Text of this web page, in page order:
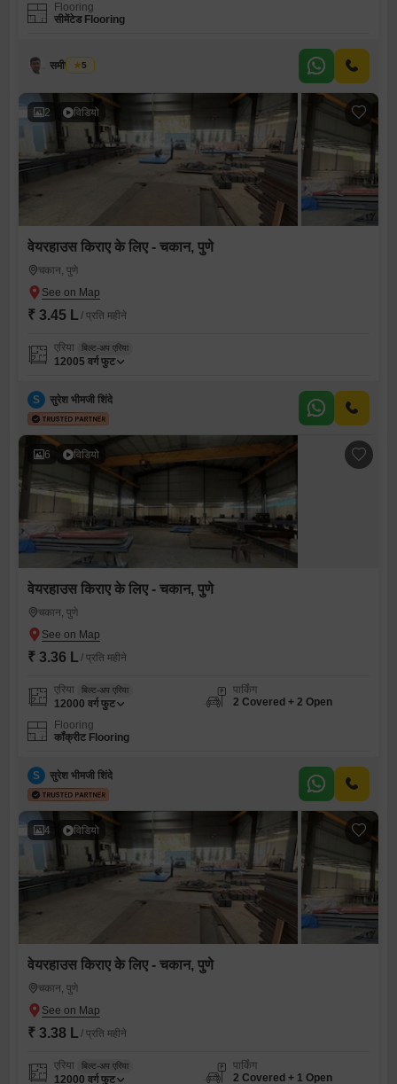
Flooring
सीमेंटेड Flooring
समीर चव्हाण
5
2 विडियो
वेयरहाउस किराए के लिए - चकान, पुणे
चकान, पुणे
₹ 3.45 L / प्रति महीने
एरिया बिल्ट-अप एरिया
12005 वर्ग फुट
S सुरेश भीमजी शिंदे
6 विडियो
वेयरहाउस किराए के लिए - चकान, पुणे
चकान, पुणे
₹ 3.36 L / प्रति महीने
एरिया बिल्ट-अप एरिया
12000 वर्ग फुट
पार्किंग
2 Covered + 2 Open
Flooring
कॉंक्रीट Flooring
S सुरेश भीमजी शिंदे
4 विडियो
वेयरहाउस किराए के लिए - चकान, पुणे
चकान, पुणे
₹ 3.38 L / प्रति महीने
एरिया बिल्ट-अप एरिया
12000 वर्ग फुट
पार्किंग
2 Covered + 1 Open